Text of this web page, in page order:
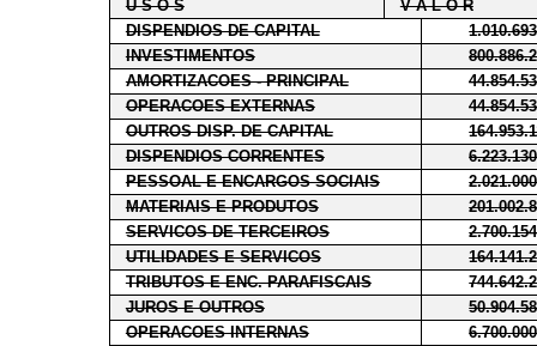
U S O S
V A L O R
DISPENDIOS DE CAPITAL
INVESTIMENTOS
AMORTIZACOES - PRINCIPAL
OPERACOES EXTERNAS
OUTROS DISP. DE CAPITAL
DISPENDIOS CORRENTES
PESSOAL E ENCARGOS SOCIAIS
MATERIAIS E PRODUTOS
SERVICOS DE TERCEIROS
UTILIDADES E SERVICOS
TRIBUTOS E ENC. PARAFISCAIS
JUROS E OUTROS
OPERACOES INTERNAS
6.700.000